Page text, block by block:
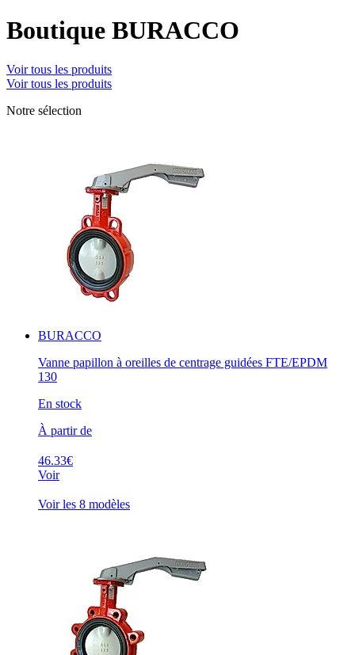
Boutique BURACCO
Voir tous les produits
Voir tous les produits
Notre sélection
BURACCO
Vanne papillon à oreilles de centrage guidées FTE/EPDM
130
En stock
À partir de
46.33€
Voir
Voir les 8 modèles